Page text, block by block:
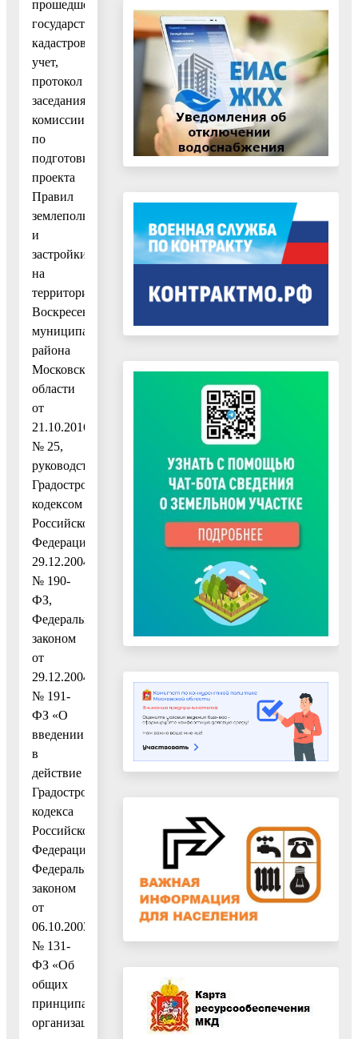
прошедшего
государственный
кадастровый
учет,
протокол
заседания
комиссии
по
подготовке
проекта
Правил
землепользования
и
застройки
на
территории
Воскресенского
муниципального
района
Московской
области
от
21.10.2016
№ 25,
руководствуясь
Градостроительным
кодексом
Российской
Федерации
29.12.2004
№ 190-
ФЗ,
Федеральным
законом
от
29.12.2004
№ 191-
ФЗ «О
введении
в
действие
Градостроительного
кодекса
Российской
Федерации»,
Федеральным
законом
от
06.10.2003
№ 131-
ФЗ «Об
общих
принципах
организации